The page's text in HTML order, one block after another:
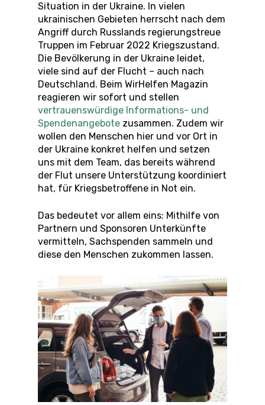
Situation in der Ukraine. In vielen
ukrainischen Gebieten herrscht nach dem
Angriff durch Russlands regierungstreue
Truppen im Februar 2022 Kriegszustand.
Die Bevölkerung in der Ukraine leidet,
viele sind auf der Flucht – auch nach
Deutschland. Beim WirHelfen Magazin
reagieren wir sofort und stellen
vertrauenswürdige Informations- und
Spendenangebote zusammen. Zudem wir
wollen den Menschen hier und vor Ort in
der Ukraine konkret helfen und setzen
uns mit dem Team, das bereits während
der Flut unsere Unterstützung koordiniert
hat, für Kriegsbetroffene in Not ein.
Das bedeutet vor allem eins: Mithilfe von
Partnern und Sponsoren Unterkünfte
vermitteln, Sachspenden sammeln und
diese den Menschen zukommen lassen.